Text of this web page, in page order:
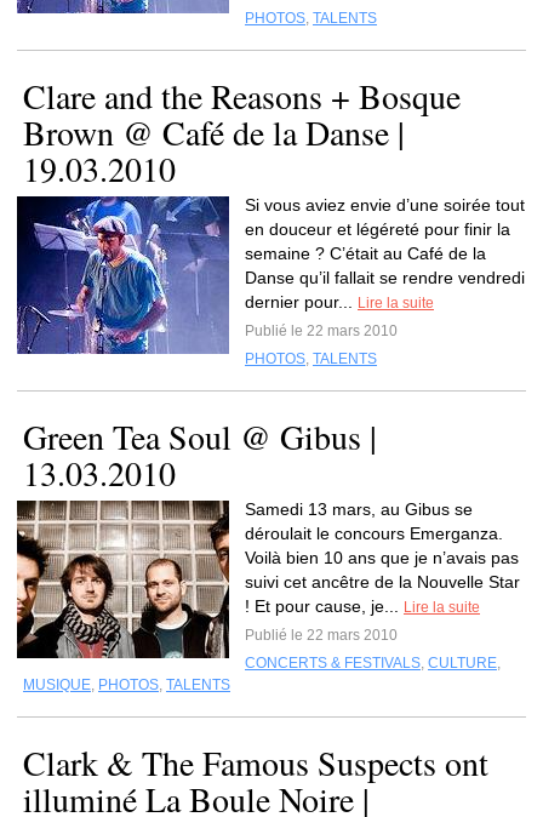
PHOTOS, TALENTS
Clare and the Reasons + Bosque
Brown @ Café de la Danse |
19.03.2010
Si vous aviez envie d’une soirée tout
en douceur et légéreté pour finir la
semaine ? C’était au Café de la
Danse qu’il fallait se rendre vendredi
dernier pour...
Lire la suite
Publié le 22 mars 2010
PHOTOS, TALENTS
Green Tea Soul @ Gibus |
13.03.2010
Samedi 13 mars, au Gibus se
déroulait le concours Emerganza.
Voilà bien 10 ans que je n’avais pas
suivi cet ancêtre de la Nouvelle Star
! Et pour cause, je...
Lire la suite
Publié le 22 mars 2010
CONCERTS & FESTIVALS, CULTURE,
MUSIQUE, PHOTOS, TALENTS
Clark & The Famous Suspects ont
illuminé La Boule Noire |